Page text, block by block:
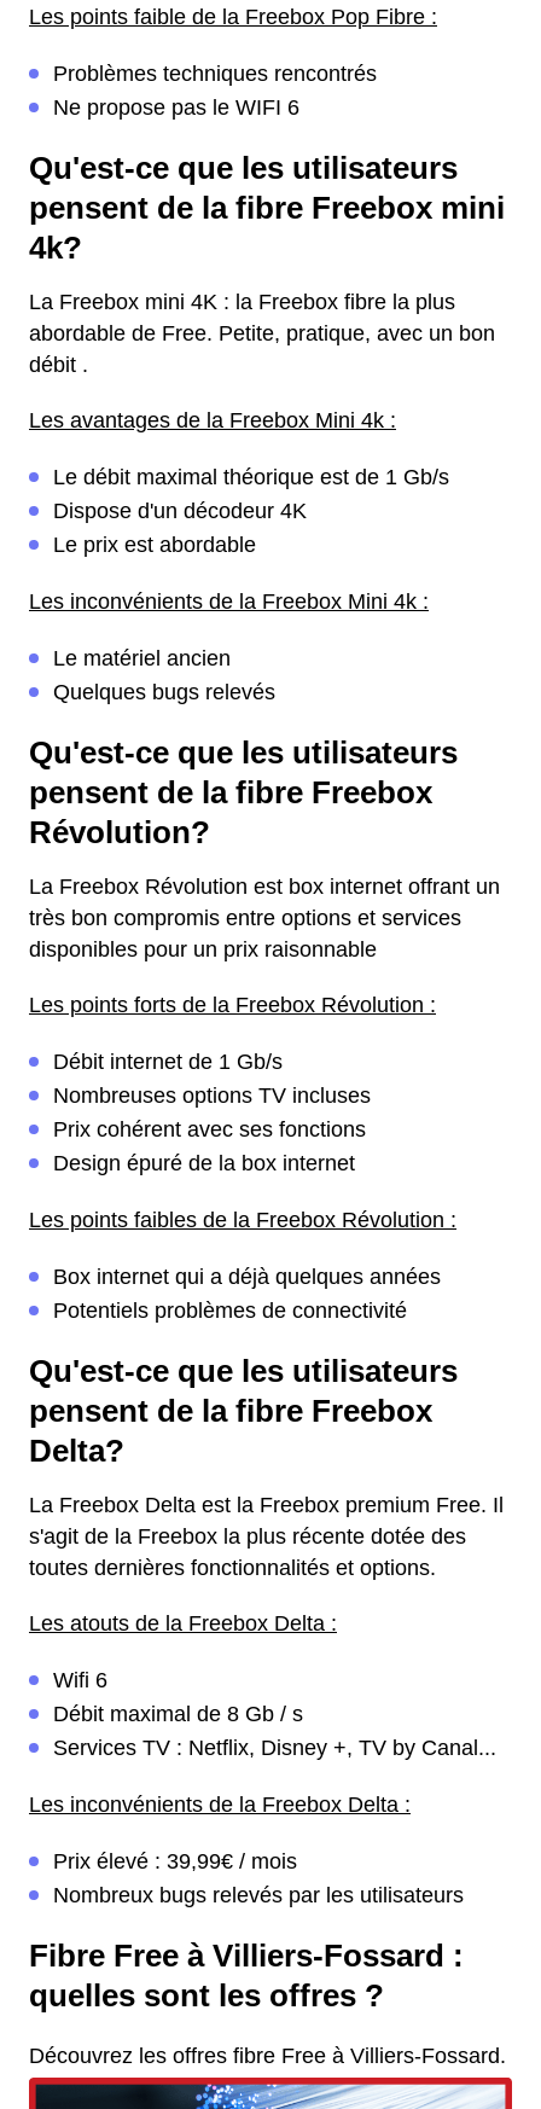
Les points faible de la Freebox Pop Fibre :
Problèmes techniques rencontrés
Ne propose pas le WIFI 6
Qu'est-ce que les utilisateurs
pensent de la fibre Freebox mini
4k?
La Freebox mini 4K : la Freebox fibre la plus
abordable de Free. Petite, pratique, avec un bon
débit .
Les avantages de la Freebox Mini 4k :
Le débit maximal théorique est de 1 Gb/s
Dispose d'un décodeur 4K
Le prix est abordable
Les inconvénients de la Freebox Mini 4k :
Le matériel ancien
Quelques bugs relevés
Qu'est-ce que les utilisateurs
pensent de la fibre Freebox
Révolution?
La Freebox Révolution est box internet offrant un
très bon compromis entre options et services
disponibles pour un prix raisonnable
Les points forts de la Freebox Révolution :
Débit internet de 1 Gb/s
Nombreuses options TV incluses
Prix cohérent avec ses fonctions
Design épuré de la box internet
Les points faibles de la Freebox Révolution :
Box internet qui a déjà quelques années
Potentiels problèmes de connectivité
Qu'est-ce que les utilisateurs
pensent de la fibre Freebox
Delta?
La Freebox Delta est la Freebox premium Free. Il
s'agit de la Freebox la plus récente dotée des
toutes dernières fonctionnalités et options.
Les atouts de la Freebox Delta :
Wifi 6
Débit maximal de 8 Gb / s
Services TV : Netflix, Disney +, TV by Canal...
Les inconvénients de la Freebox Delta :
Prix élevé : 39,99€ / mois
Nombreux bugs relevés par les utilisateurs
Fibre Free à Villiers-Fossard :
quelles sont les offres ?
Découvrez les offres fibre Free à Villiers-Fossard.